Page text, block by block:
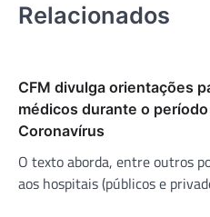
Relacionados
CFM divulga orientações
médicos durante o
Coronavírus
O texto aborda, entre outros
aos hospitais (públicos e